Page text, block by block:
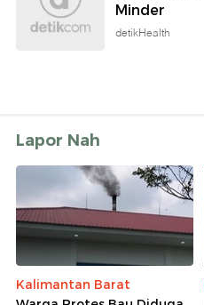
Minder
detikHealth
Lapor Nah
Kalimantan Barat